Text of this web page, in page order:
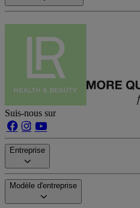
Suis-nous sur
Entreprise
Modèle d'entreprise